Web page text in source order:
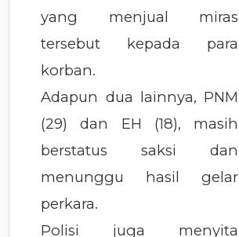
yang menjual miras
tersebut kepada para
korban.
Adapun dua lainnya, PNM
(29) dan EH (18), masih
berstatus saksi dan
menunggu hasil gelar
perkara.
Polisi juga menyita